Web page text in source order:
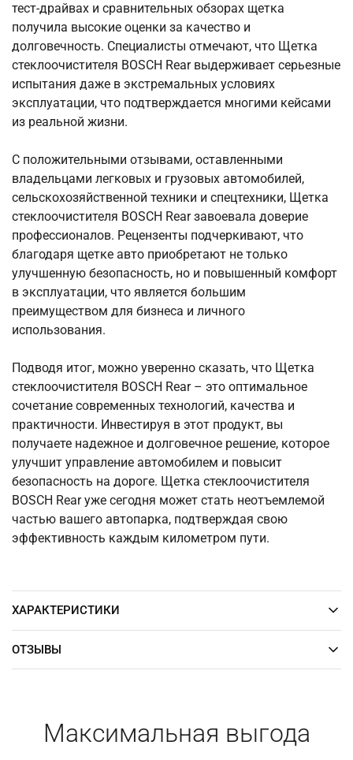
тест-драйвах и сравнительных обзорах щетка
получила высокие оценки за качество и
долговечность. Специалисты отмечают, что Щетка
стеклоочистителя BOSCH Rear выдерживает серьезные
испытания даже в экстремальных условиях
эксплуатации, что подтверждается многими кейсами
из реальной жизни.
С положительными отзывами, оставленными
владельцами легковых и грузовых автомобилей,
сельскохозяйственной техники и спецтехники, Щетка
стеклоочистителя BOSCH Rear завоевала доверие
профессионалов. Рецензенты подчеркивают, что
благодаря щетке авто приобретают не только
улучшенную безопасность, но и повышенный комфорт
в эксплуатации, что является большим
преимуществом для бизнеса и личного
использования.
Подводя итог, можно уверенно сказать, что Щетка
стеклоочистителя BOSCH Rear – это оптимальное
сочетание современных технологий, качества и
практичности. Инвестируя в этот продукт, вы
получаете надежное и долговечное решение, которое
улучшит управление автомобилем и повысит
безопасность на дороге. Щетка стеклоочистителя
BOSCH Rear уже сегодня может стать неотъемлемой
частью вашего автопарка, подтверждая свою
эффективность каждым километром пути.
ХАРАКТЕРИСТИКИ
ОТЗЫВЫ
Максимальная выгода